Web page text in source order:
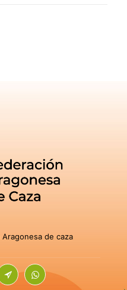
Aragonesa de caza